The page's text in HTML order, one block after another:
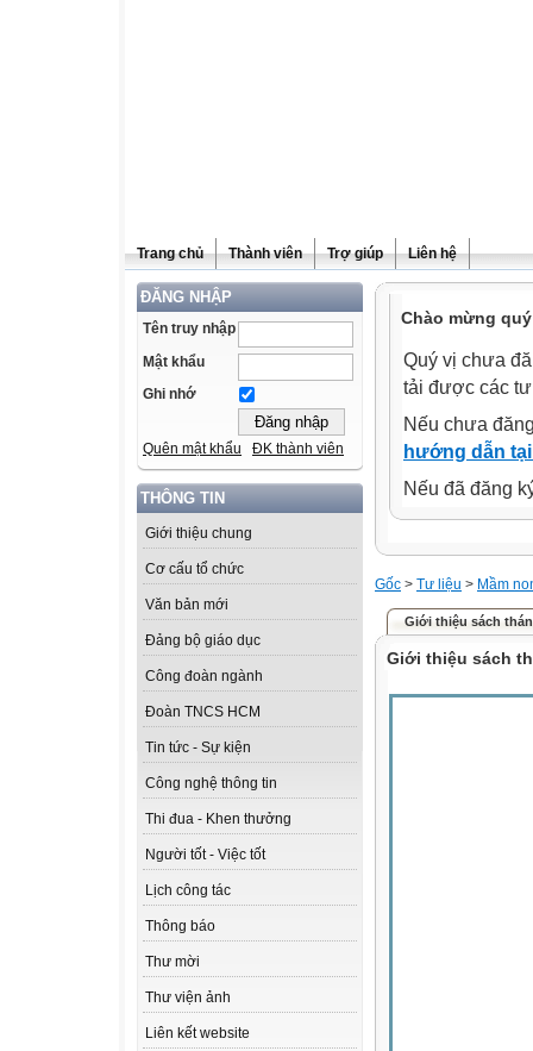
Trang chủ Thành viên Trợ giúp Liên hệ
ĐĂNG NHẬP
Tên truy nhập
Mật khẩu
Ghi nhớ
Quên mật khẩu ĐK thành viên
THÔNG TIN
Giới thiệu chung
Cơ cấu tổ chức
Văn bản mới
Đảng bộ giáo dục
Công đoàn ngành
Đoàn TNCS HCM
Tin tức - Sự kiện
Công nghệ thông tin
Thi đua - Khen thưởng
Người tốt - Việc tốt
Lịch công tác
Thông báo
Thư mời
Thư viện ảnh
Liên kết website
Chào mừng
Quý vị chưa
tải được các
Nếu chưa
hướng dẫn
Nếu đã đăng
Gốc > Tư liệu > Mầm
Giới thiệu sách
Giới thiệu sách